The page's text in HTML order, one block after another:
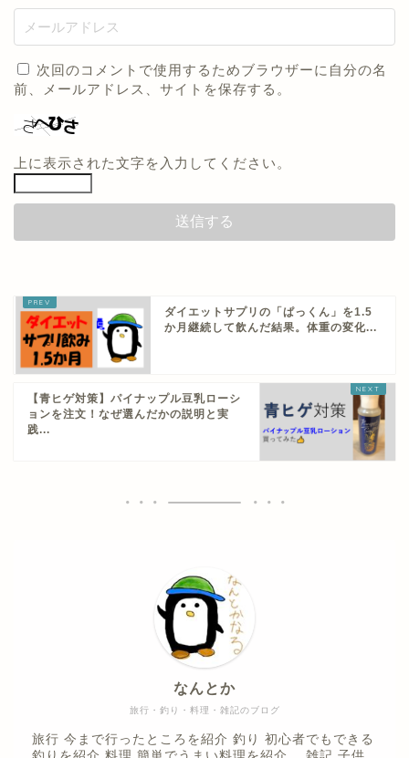
次回のコメントで使用するためブラウザーに自分の名
前、メールアドレス、サイトを保存する。
上に表示された文字を入力してください。
ダイエットサプリの「ぱっくん」を1.5
か月継続して飲んだ結果。体重の変化...
【青ヒゲ対策】パイナップル豆乳ローシ
ョンを注文！なぜ選んだかの説明と実
践...
旅行・釣り・料理・雑記のブログ
なんとか
旅行 今まで行ったところを紹介 釣り 初心者でもできる